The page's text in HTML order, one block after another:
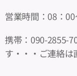
営業時間：08：
携帯：090-2855-
す・・・ご連絡は